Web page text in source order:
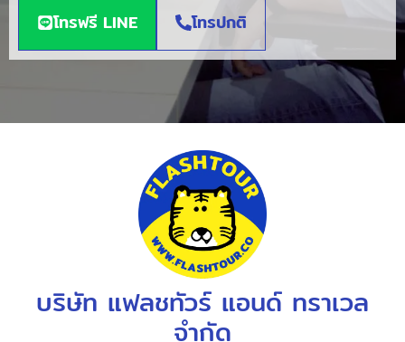
โทรฟรี LINE โทรปกติ
บริษัท แฟลชทัวร์ แอนด์ ทราเวล
จำกัด